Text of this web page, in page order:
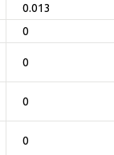
0.013
0
0
0
0